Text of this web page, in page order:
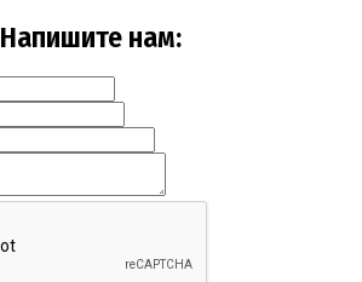
Напишите нам: